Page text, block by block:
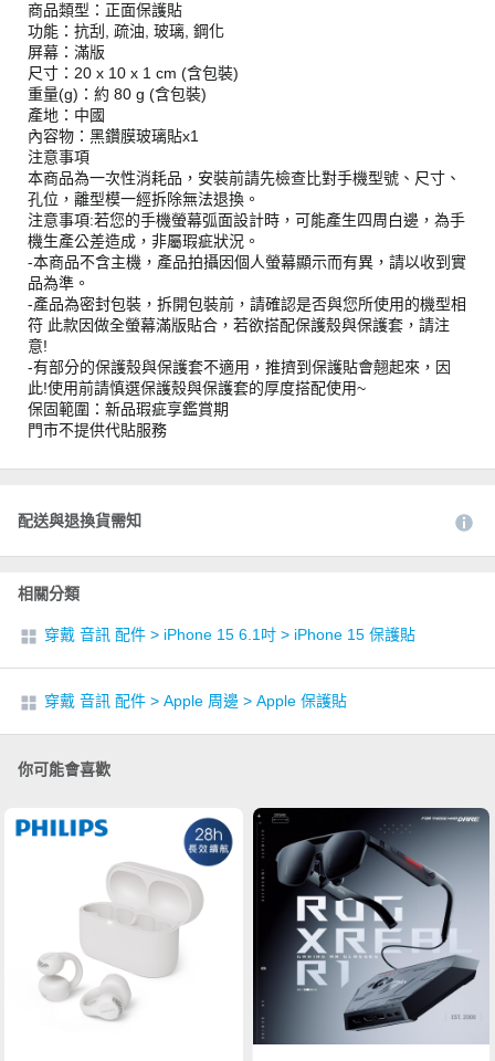
商品類型：正面保護貼
功能：抗刮, 疏油, 玻璃, 鋼化
屏幕：滿版
尺寸：20 x 10 x 1 cm (含包裝)
重量(g)：約 80 g (含包裝)
產地：中國
內容物：黑鑽膜玻璃貼x1
注意事項
本商品為一次性消耗品，安裝前請先檢查比對手機型號、尺寸、
孔位，離型模一經拆除無法退換。
注意事項:若您的手機螢幕弧面設計時，可能產生四周白邊，為手
機生產公差造成，非屬瑕疵狀況。
-本商品不含主機，產品拍攝因個人螢幕顯示而有異，請以收到實
品為準。
-產品為密封包裝，拆開包裝前，請確認是否與您所使用的機型相
符 此款因做全螢幕滿版貼合，若欲搭配保護殼與保護套，請注
意!
-有部分的保護殼與保護套不適用，推擠到保護貼會翹起來，因
此!使用前請慎選保護殼與保護套的厚度搭配使用~
保固範圍：新品瑕疵享鑑賞期
門市不提供代貼服務
配送與退換貨需知
相關分類
穿戴 音訊 配件 > iPhone 15 6.1吋 > iPhone 15 保護貼
穿戴 音訊 配件 > Apple 周邊 > Apple 保護貼
你可能會喜歡